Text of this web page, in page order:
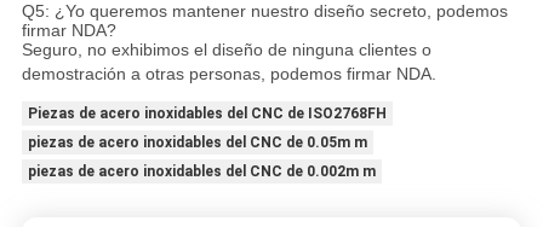
Q5: ¿Yo queremos mantener nuestro diseño secreto, podemos
firmar NDA?
Seguro, no exhibimos el diseño de ninguna clientes o
demostración a otras personas, podemos firmar NDA.
Piezas de acero inoxidables del CNC de ISO2768FH
piezas de acero inoxidables del CNC de 0.05m m
piezas de acero inoxidables del CNC de 0.002m m